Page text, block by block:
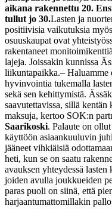
aikana rakennettu 20.
tullut jo 30.Lasten ja
positiivisia vaikutuksia
osuuskaupat ovat
rakentaneet
lajeja. Joissakin kunnissa
liikuntapaikka.– Haluamme
hyvinvointia tukemalla
sekä sen kehittymistä.
saavutettavissa, sillä
maksuja, kertoo SOK:n
Saarikoski. Palaute on
käyttöön asiaankuuluvin
jääneet vihkiäisiä
heti, kun se on saatu
avauksen yhteydessä
joiden avulla joukkueiden
paras puoli on siinä, että
harjaantumattomillakin